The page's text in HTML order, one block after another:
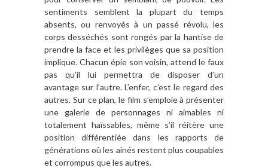
sentiments semblent la plupart du temps
absents, ou renvoyés à un passé révolu, les
corps desséchés sont rongés par la hantise de
prendre la face et les privilèges que sa position
implique. Chacun épie son voisin, attend le faux
pas qu’il lui permettra de disposer d’un
avantage sur l’autre. L’enfer, c’est le regard des
autres. Sur ce plan, le film s’emploie à présenter
une galerie de personnages ni aimables ni
totalement haïssables, même s’il réitère une
position différentiée dans les rapports de
générations où les ainés restent plus coupables
et corrompus que les autres.